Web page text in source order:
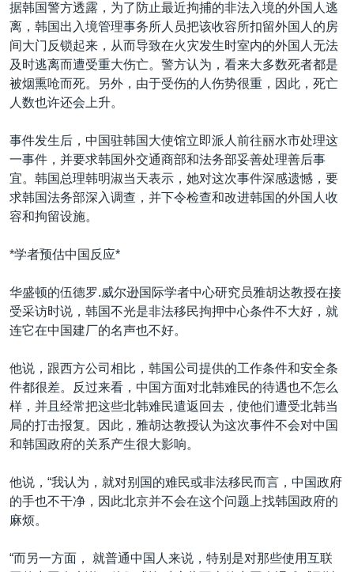
关注新疆
GEN Z 看美国
据韩国警方透露，为了防止最近拘捕的非法入境的外国人逃
离，韩国出入境管理事务所人员把该收容所扣留外国人的房
间大门反锁起来，从而导致在火灾发生时室内的外国人无法
及时逃离而遭受重大伤亡。警方认为，看来大多数死者都是
被烟熏呛而死。另外，由于受伤的人伤势很重，因此，死亡
人数也许还会上升。
事件发生后，中国驻韩国大使馆立即派人前往丽水市处理这
一事件，并要求韩国外交通商部和法务部妥善处理善后事
宜。韩国总理韩明淑当天表示，她对这次事件深感遗憾，要
求韩国法务部深入调查，并下令检查和改进韩国的外国人收
容和拘留设施。
*学者预估中国反应*
华盛顿的伍德罗.威尔逊国际学者中心研究员雅胡达教授在接
受采访时说，韩国不光是非法移民拘押中心条件不大好，就
连它在中国建厂的名声也不好。
他说，跟西方公司相比，韩国公司提供的工作条件和安全条
件都很差。反过来看，中国方面对北韩难民的待遇也不怎么
样，并且经常把这些北韩难民遣返回去，使他们遭受北韩当
局的打击报复。因此，雅胡达教授认为这次事件不会对中国
和韩国政府的关系产生很大影响。
他说，“我认为，就对别国的难民或非法移民而言，中国政府
的手也不干净，因此北京并不会在这个问题上找韩国政府的
麻烦。
“而另一方面， 就普通中国人来说，特别是对那些使用互联